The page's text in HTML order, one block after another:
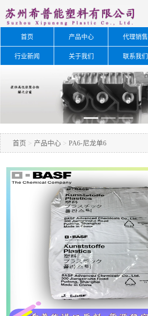
首页 产品中心 代理销售
行业新闻 关于我们 联系我们
首页 > 产品中心 > PA6-尼龙单6